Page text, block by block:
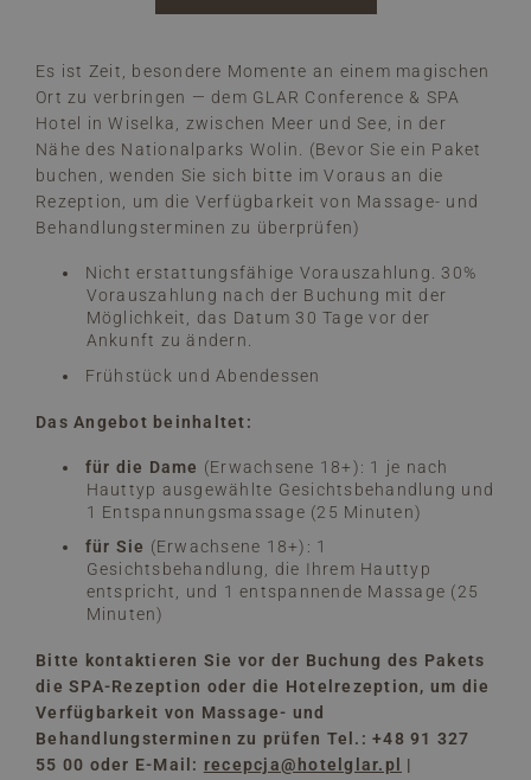
Es ist Zeit, besondere Momente an einem magischen
Ort zu verbringen — dem GLAR Conference & SPA
Hotel in Wiselka, zwischen Meer und See, in der
Nähe des Nationalparks Wolin. (Bevor Sie ein Paket
buchen, wenden Sie sich bitte im Voraus an die
Rezeption, um die Verfügbarkeit von Massage- und
Behandlungsterminen zu überprüfen)
Nicht erstattungsfähige Vorauszahlung. 30%
Vorauszahlung nach der Buchung mit der
Möglichkeit, das Datum 30 Tage vor der
Ankunft zu ändern.
Frühstück und Abendessen
Das Angebot beinhaltet:
für die Dame (Erwachsene 18+): 1 je nach
Hauttyp ausgewählte Gesichtsbehandlung und
1 Entspannungsmassage (25 Minuten)
für Sie (Erwachsene 18+): 1
Gesichtsbehandlung, die Ihrem Hauttyp
entspricht, und 1 entspannende Massage (25
Minuten)
Bitte kontaktieren Sie vor der Buchung des Pakets
die SPA-Rezeption oder die Hotelrezeption, um die
Verfügbarkeit von Massage- und
Behandlungsterminen zu prüfen Tel.: +48 91 327
55 00 oder E-Mail: recepcja@hotelglar.pl
|